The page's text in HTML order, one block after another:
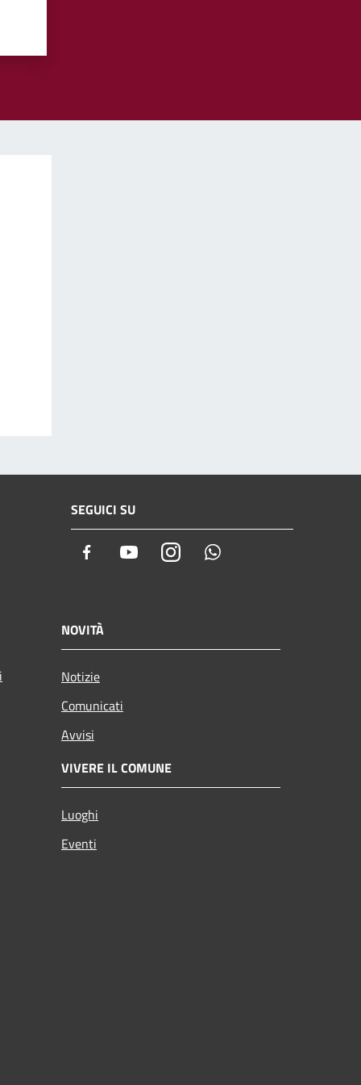
SEGUICI SU
Facebook YoutubeInstagram
NOVITÀ
Notizie
Comunicati
Avvisi
VIVERE IL COMUNE
Luoghi
Eventi